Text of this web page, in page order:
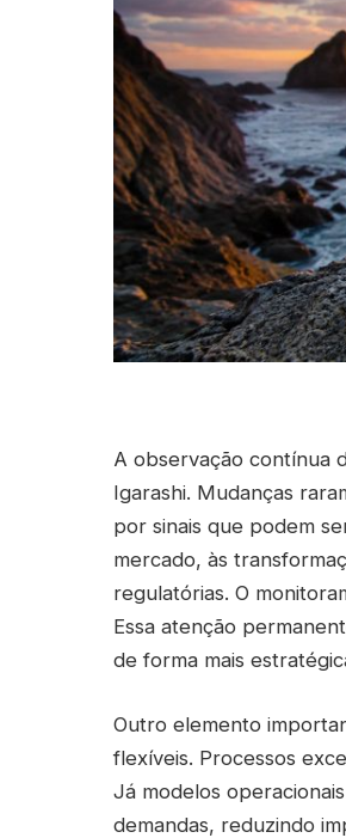
A observação contínua
Igarashi. Mudanças
por sinais que podem
mercado, às
regulatórias. O
Essa atenção
de forma mais
Outro elemento
flexíveis. Processos
Já modelos
demandas, reduzindo